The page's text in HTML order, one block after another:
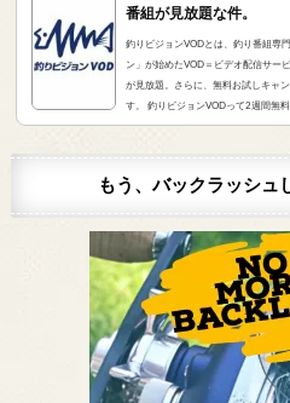
番組が見放題な件。
釣りビジョンVODとは、釣り番組専
ン」が始めたVOD＝ビデオ配信サー
が見放題。さらに、無料お試しキャ
す。 釣りビジョンVODって2週間無
が求めていたVOD」でした。実際に
もう、バックラッシュ